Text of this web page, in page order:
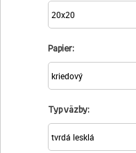
Papier:
Typ väzby: